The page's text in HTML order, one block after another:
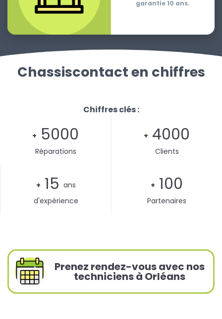
garantie 10 ans.
Chassiscontact en chiffres
Chiffres clés :
+ 5000
Réparations
+ 4000
Clients
+ 15 ans
d'expérience
+ 100
Partenaires
Prenez rendez-vous avec nos
techniciens à Orléans